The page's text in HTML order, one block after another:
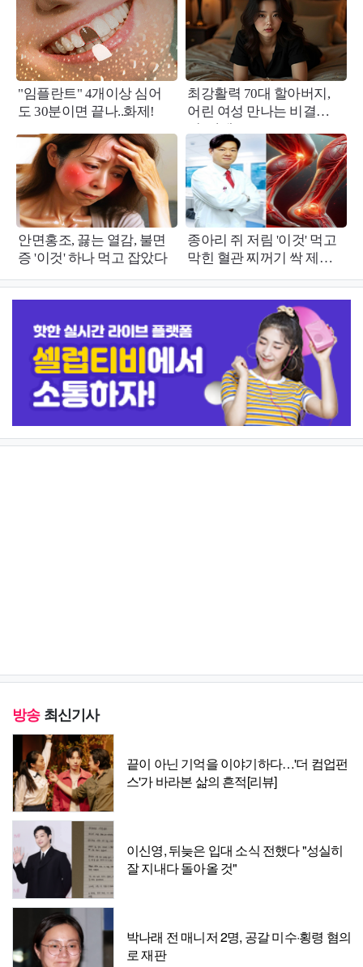
방송최신기사
끝이 아닌 기억을 이야기하다…'더 컴업펀
스'가 바라본 삶의 흔적[리뷰]
이신영, 뒤늦은 입대 소식 전했다 "성실히
잘 지내다 돌아올 것"
박나래 전 매니저 2명, 공갈 미수·횡령 혐의
로 재판